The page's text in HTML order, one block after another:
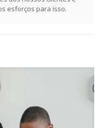
esforços para isso.